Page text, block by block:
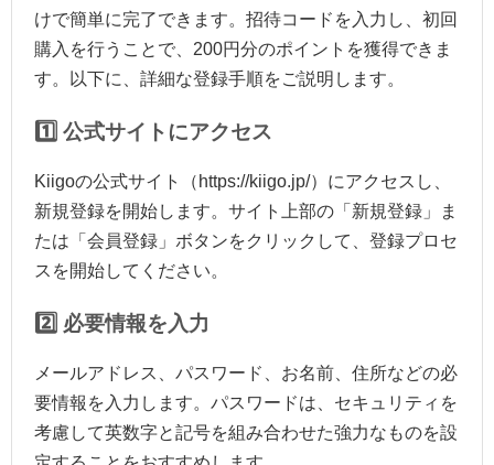
けで簡単に完了できます。招待コードを入力し、初回
購入を行うことで、200円分のポイントを獲得できま
す。以下に、詳細な登録手順をご説明します。
1️⃣ 公式サイトにアクセス
Kiigoの公式サイト（https://kiigo.jp/）にアクセスし、
新規登録を開始します。サイト上部の「新規登録」ま
たは「会員登録」ボタンをクリックして、登録プロセ
スを開始してください。
2️⃣ 必要情報を入力
メールアドレス、パスワード、お名前、住所などの必
要情報を入力します。パスワードは、セキュリティを
考慮して英数字と記号を組み合わせた強力なものを設